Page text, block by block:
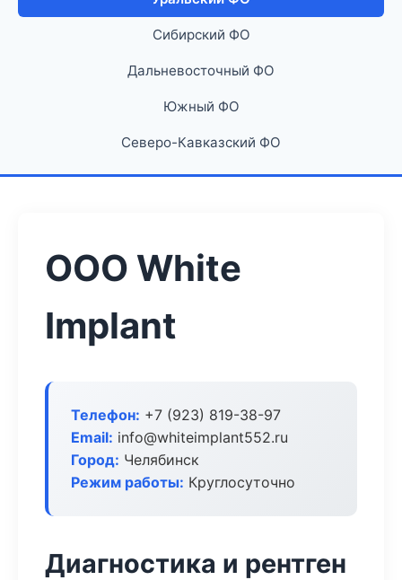
Сибирский ФО
Дальневосточный ФО
Южный ФО
Северо-Кавказский ФО
ООО White
Implant
Телефон: +7 (923) 819-38-97
Email: info@whiteimplant552.ru
Город: Челябинск
Режим работы: Круглосуточно
Диагностика и рентген